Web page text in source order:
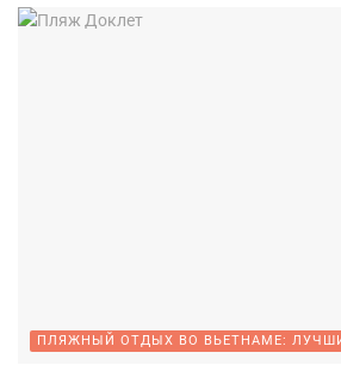
ПЛЯЖНЫЙ ОТДЫХ ВО ВЬЕТНАМЕ: